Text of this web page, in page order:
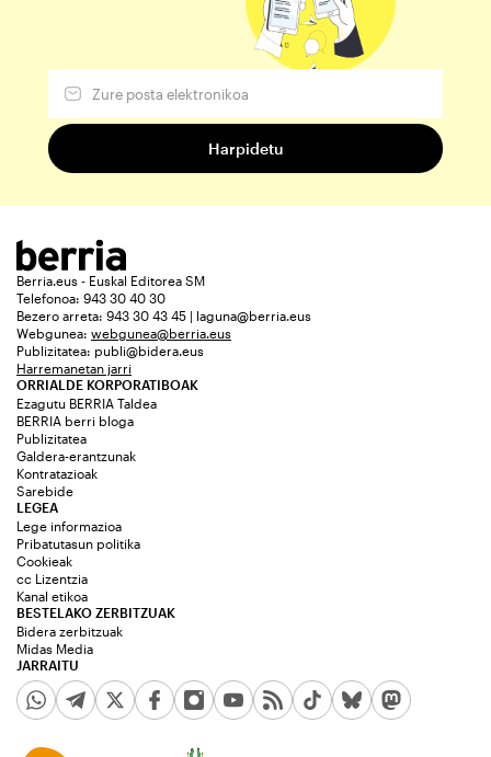
Berria.eus - Euskal Editorea SM
Telefonoa: 943 30 40 30
Bezero arreta: 943 30 43 45 | laguna@berria.eus
Webgunea: webgunea@berria.eus
Publizitatea: publi@bidera.eus
Harremanetan jarri
ORRIALDE KORPORATIBOAK
Ezagutu BERRIA Taldea
BERRIA berri bloga
Publizitatea
Galdera-erantzunak
Kontratazioak
Sarebide
JARRAITU
LEGEA
Lege informazioa
Pribatutasun politika
Cookieak
cc Lizentzia
Kanal etikoa
BESTELAKO ZERBITZUAK
Bidera zerbitzuak
Midas Media